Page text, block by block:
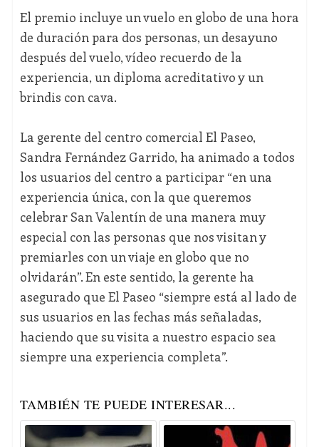
El premio incluye un vuelo en globo de una hora
de duración para dos personas, un desayuno
después del vuelo, vídeo recuerdo de la
experiencia, un diploma acreditativo y un
brindis con cava.
La gerente del centro comercial El Paseo,
Sandra Fernández Garrido, ha animado a todos
los usuarios del centro a participar “en una
experiencia única, con la que queremos
celebrar San Valentín de una manera muy
especial con las personas que nos visitan y
premiarles con un viaje en globo que no
olvidarán”. En este sentido, la gerente ha
asegurado que El Paseo “siempre está al lado de
sus usuarios en las fechas más señaladas,
haciendo que su visita a nuestro espacio sea
siempre una experiencia completa”.
TAMBIÉN TE PUEDE INTERESAR...